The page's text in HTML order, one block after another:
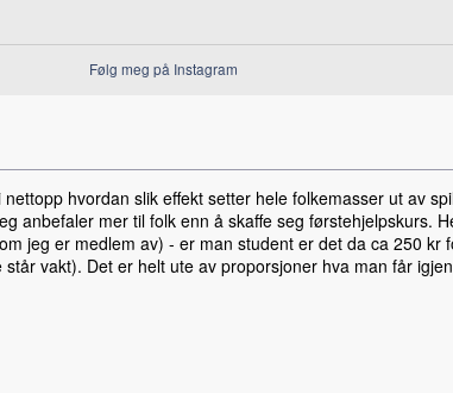
Følg meg på Instagram
hvordan slik effekt setter hele folkemasser ut av
anbefaler mer til folk enn å skaffe seg førstehjelpskurs.
jeg er medlem av) - er man student er det da ca 250 kr
vakt). Det er helt ute av proporsjoner hva man får